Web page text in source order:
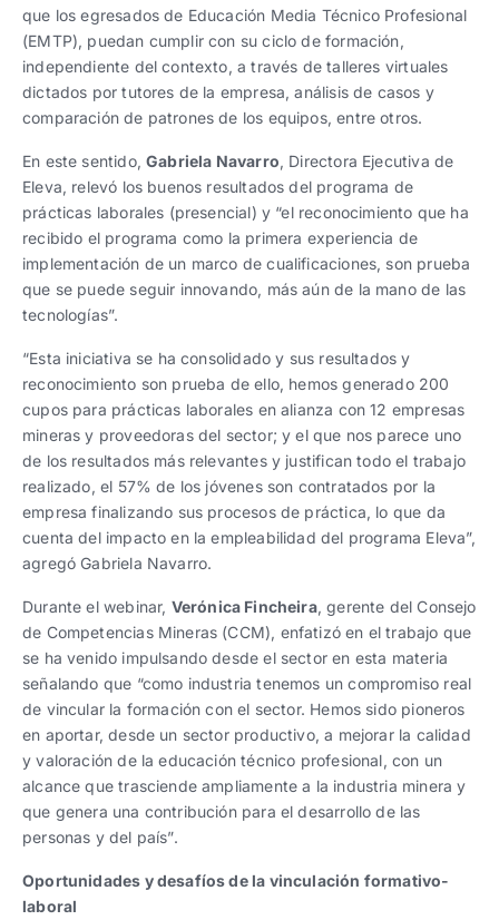
que los egresados de Educación Media Técnico Profesional
(EMTP), puedan cumplir con su ciclo de formación,
independiente del contexto, a través de talleres virtuales
dictados por tutores de la empresa, análisis de casos y
comparación de patrones de los equipos, entre otros.
En este sentido,Gabriela Navarro, Directora Ejecutiva de
Eleva, relevó los buenos resultados del programa de
prácticas laborales (presencial) y “el reconocimiento que ha
recibido el programa como la primera experiencia de
implementación de un marco de cualificaciones, son prueba
que se puede seguir innovando, más aún de la mano de las
tecnologías”.
“Esta iniciativa se ha consolidado y sus resultados y
reconocimiento son prueba de ello, hemos generado 200
cupos para prácticas laborales en alianza con 12 empresas
mineras y proveedoras del sector; y el que nos parece uno
de los resultados más relevantes y justifican todo el trabajo
realizado, el 57% de los jóvenes son contratados por la
empresa finalizando sus procesos de práctica, lo que da
cuenta del impacto en la empleabilidad del programa Eleva”,
agregó Gabriela Navarro.
Durante el webinar, Verónica Fincheira, gerente del Consejo
de Competencias Mineras (CCM), enfatizó en el trabajo que
se ha venido impulsando desde el sector en esta materia
señalando que “como industria tenemos un compromiso real
de vincular la formación con el sector. Hemos sido pioneros
en aportar, desde un sector productivo, a mejorar la calidad
y valoración de la educación técnico profesional, con un
alcance que trasciende ampliamente a la industria minera y
que genera una contribución para el desarrollo de las
personas y del país”.
Oportunidades y desafíos de la vinculación formativo-
laboral